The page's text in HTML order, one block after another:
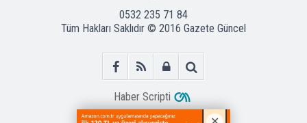
0532 235 71 84
Tüm Hakları Saklıdır © 2016 Gazete Güncel
Haber Scripti